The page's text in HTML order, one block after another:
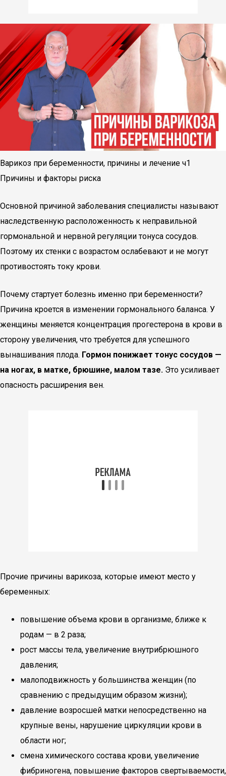
Варикоз при беременности, причины и лечение ч1
Причины и факторы риска
Основной причиной заболевания специалисты называют
наследственную расположенность к неправильной
гормональной и нервной регуляции тонуса сосудов.
Поэтому их стенки с возрастом ослабевают и не могут
противостоять току крови.
Почему стартует болезнь именно при беременности?
Причина кроется в изменении гормонального баланса. У
женщины меняется концентрация прогестерона в крови в
сторону увеличения, что требуется для успешного
вынашивания плода. Гормон понижает тонус сосудов —
на ногах, в матке, брюшине, малом тазе. Это усиливает
опасность расширения вен.
Прочие причины варикоза, которые имеют место у
беременных:
повышение объема крови в организме, ближе к
родам — в 2 раза;
рост массы тела, увеличение внутрибрюшного
давления;
малоподвижность у большинства женщин (по
сравнению с предыдущим образом жизни);
давление возросшей матки непосредственно на
крупные вены, нарушение циркуляции крови в
области ног;
смена химического состава крови, увеличение
фибриногена, повышение факторов свертываемости,